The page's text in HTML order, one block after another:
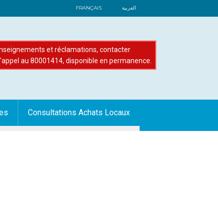
FRANÇAIS العربية
et réclamations, contacter
au 80001414, disponible en permanence.
Consultations Achats Locaux